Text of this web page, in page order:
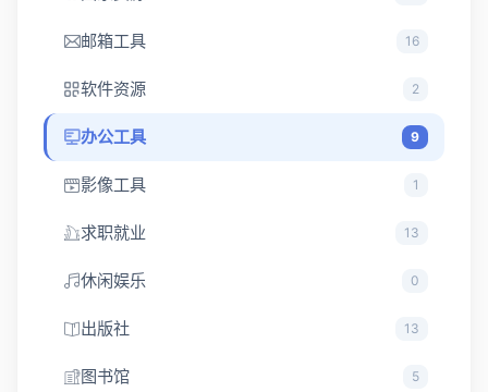
邮箱工具 16
软件资源 2
办公工具 9
影像工具 1
求职就业 13
休闲娱乐 0
出版社 13
图书馆 5